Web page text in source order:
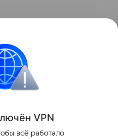
ён VPN
всё работало